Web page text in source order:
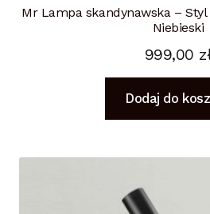
Mr Lampa skandynawska –
Niebieski
999,00
Dodaj do